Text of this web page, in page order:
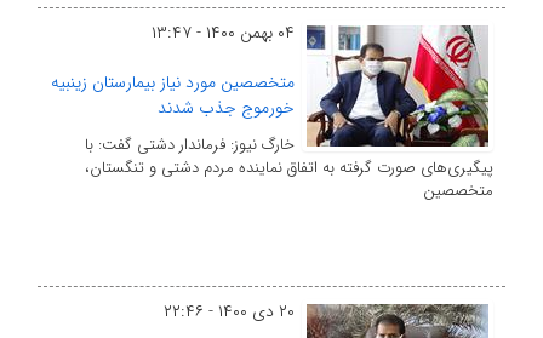
۰۴ بهمن ۱۴۰۰ - ۱۳:۴۷
متخصصین مورد نیاز بیمارستان زینبیه
خورموج جذب شدند
خارگ نیوز: فرماندار دشتی گفت: با
پیگیری‌های صورت گرفته به اتفاق نماینده مردم دشتی و تنگستان،
متخصصین
۲۰ دی ۱۴۰۰ - ۲۲:۴۶